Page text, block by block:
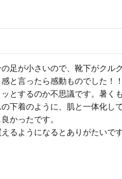
足が小さいので、靴下がクル
と言ったら感動ものでした！！
とするのか不思議です。暑く
下着のように、肌と一体化し
かったです。
るようになるとありがたいです